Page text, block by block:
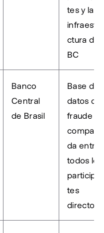
tes y la
infraestru
ctura del
BC
Banco
Central
de Brasil
Base de
datos de
fraude
comparti
da entre
todos los
tes
directos